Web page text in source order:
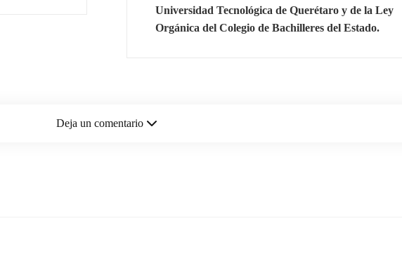
Universidad Tecnológica de Querétaro y de la Ley
Orgánica del Colegio de Bachilleres del Estado.
Deja un comentario